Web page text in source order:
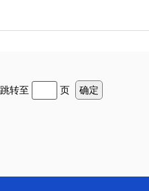
跳转至 页 确定